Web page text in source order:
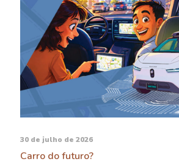
30 de julho de 2026
Carro do futuro?